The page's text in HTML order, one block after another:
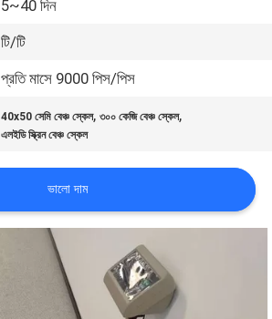
5~40 দিন
টি/টি
প্রতি মাসে 9000 পিস/পিস
40x50 সেমি বেঞ্চ স্কেল,৩০০ কেজি বেঞ্চ স্কেল,
এলইডি স্ক্রিন বেঞ্চ স্কেল
ভালো দাম